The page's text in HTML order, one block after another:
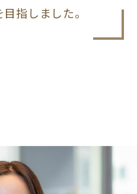
指しました。